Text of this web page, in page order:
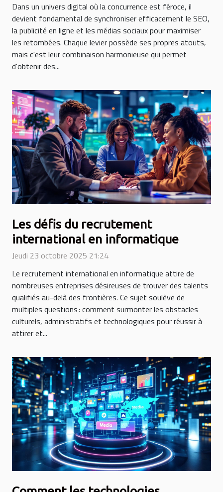
Dans un univers digital où la concurrence est féroce, il
devient fondamental de synchroniser efficacement le SEO,
la publicité en ligne et les médias sociaux pour maximiser
les retombées. Chaque levier possède ses propres atouts,
mais c'est leur combinaison harmonieuse qui permet
d'obtenir des...
Les défis du recrutement
international en informatique
Jeudi 23 octobre 2025 21:24
Le recrutement international en informatique attire de
nombreuses entreprises désireuses de trouver des talents
qualifiés au-delà des frontières. Ce sujet soulève de
multiples questions : comment surmonter les obstacles
culturels, administratifs et technologiques pour réussir à
attirer et...